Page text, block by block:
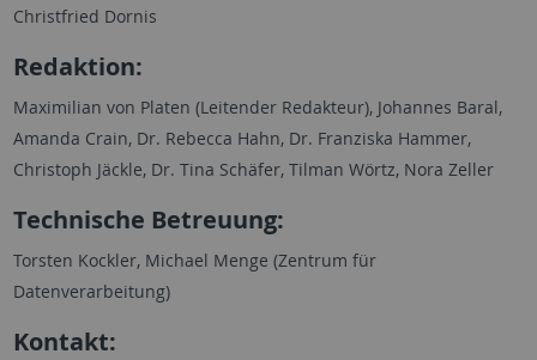
Christfried Dornis
Redaktion:
Maximilian von Platen (Leitender Redakteur), Johannes Baral,
Amanda Crain, Dr. Rebecca Hahn, Dr. Franziska Hammer,
Christoph Jäckle, Dr. Tina Schäfer, Tilman Wörtz, Nora Zeller
Technische Betreuung:
Torsten Kockler, Michael Menge (Zentrum für
Datenverarbeitung)
Kontakt: